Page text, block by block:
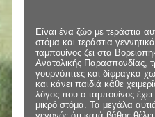
Είναι ένα ζώο με τεράστια
στόμα και τεράστια
ταμπουίνος ζει στα
Ανατολικής Παρασπονδίας,
γουρνόπιτες και δίφραγκα
και κάνει παιδιά κάθε
λόγος που ο ταμπουίνος έχει
μικρό στόμα. Τα μεγάλα